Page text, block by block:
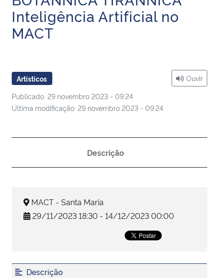
Ministério da Cidadania
Ministério da Saúde
Ministério da Ciência, Tecnologia, Inovações e Comunicações
Ministério do Meio Ambiente
Ministério do Turismo
Ministério da Mulher, da Família e dos Direitos Humanos
Secretaria de Governo
Inteligência Artificial no
MACT
Artísticos
Publicado: 29 novembro 2023 - 09:24
Última modificação: 29 novembro 2023 - 09:24
Ouvir
Descrição
MACT - Santa Maria
29/11/2023 18:30 - 14/12/2023 00:00
Descrição